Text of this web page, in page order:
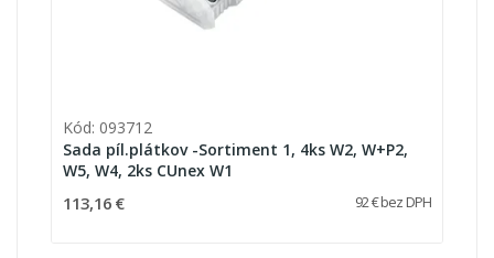
Kód: 093712
Sada píl.plátkov -Sortiment 1, 4ks W2, W+P2,
W5, W4, 2ks CUnex W1
113,16 € 92 € bez DPH